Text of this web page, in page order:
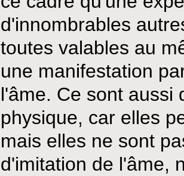
d'innombrables
toutes valables au
une manifestation
l'âme. Ce sont aussi
physique, car elles
mais elles ne sont
d'imitation de l'âme,